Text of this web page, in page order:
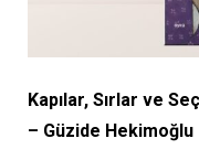
Kapılar, Sırlar ve
– Güzide Hekimoğlu